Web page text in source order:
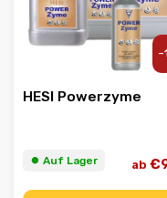
HESI Powerzyme
⏺︎ Auf Lager ab